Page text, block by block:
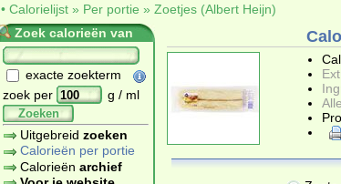
• Calorielijst » Per portie » Zoetjes (Albert Heijn)
Zoek calorieën van
exacte zoekterm
zoek per
g / ml
Zoeken
Uitgebreid zoeken
Calorieën per portie
Calorieën archief